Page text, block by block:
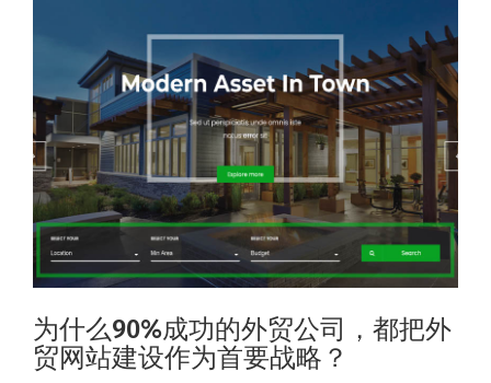
为什么90%成功的外贸公司，都把外
贸网站建设作为首要战略？